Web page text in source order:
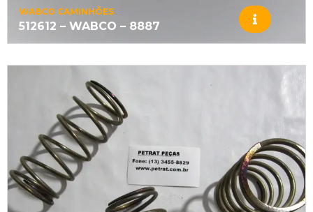
WABCO CAMINHÕES
512612 – WABCO – 8887